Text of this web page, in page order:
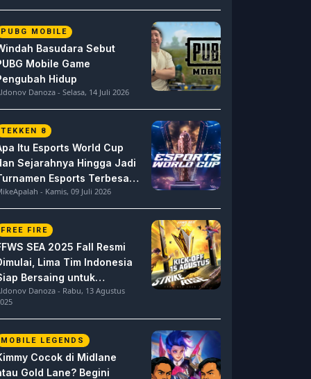
PUBG MOBILE
Basudara Sebut
Mobile Game
Hidup
Danoza - Selasa, 14 Juli 2026
TEKKEN 8
Itu Esports World Cup
Sejarahnya Hingga Jadi
Esports Terbesar
Dunia - Kamis, 09 Juli 2026
FREE FIRE
SEA 2025 Fall Resmi
Lima Tim Indonesia
Bersaing untuk
Danoza - Rabu, 13 Agustus
MOBILE LEGENDS
Cocok di Midlane
Gold Lane? Begini